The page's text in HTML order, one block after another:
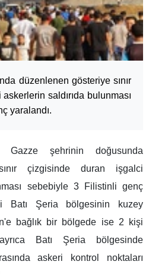
düzenlenen gösteriye sınır
saldırıda bulunması
yaralandı.
şehrinin doğusunda
çizgisinde duran işgalci
sebebiyle 3 Filistinli genç
Batı Şeria bölgesinin kuzey
bağlık bir bölgede ise 2 kişi
Batı Şeria bölgesinde
askeri kontrol noktaları